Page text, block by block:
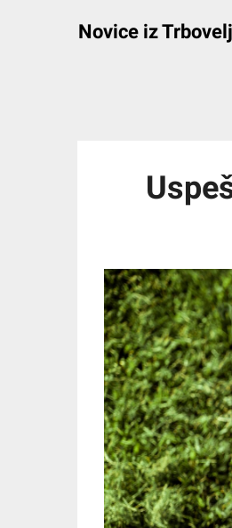
Novice iz Trbovelj